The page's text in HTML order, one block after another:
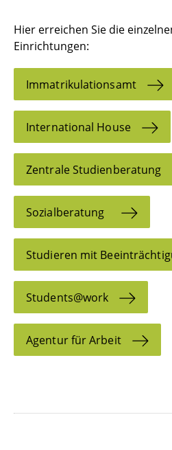
Hier erreichen Sie die
Einrichtungen:
Immatrikulationsamt
International House
Zentrale Studienberatung
Sozialberatung
Studieren mit
Students@work
Agentur für Arbeit